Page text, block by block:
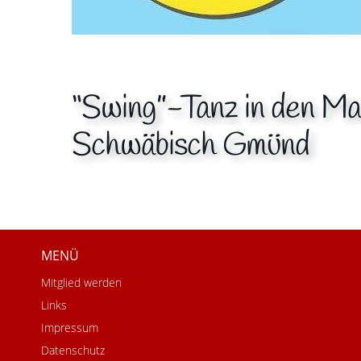
“Swing”-Tanz in den
Schwäbisch Gmünd
MENÜ
Mitglied werden
Links
Impressum
Datenschutz